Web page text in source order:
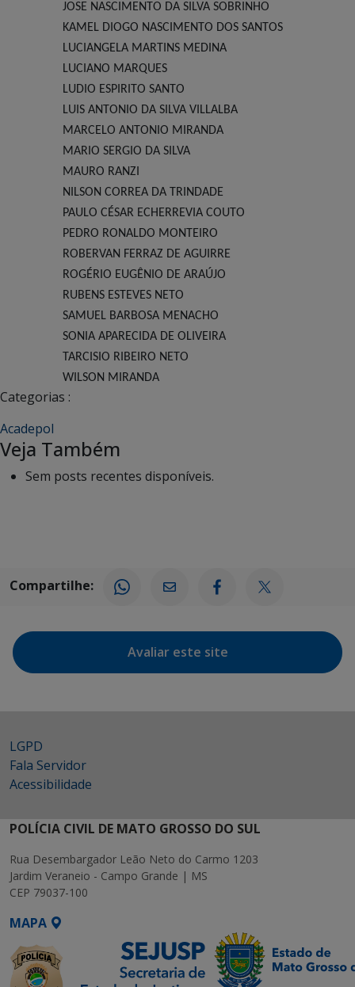
JOSE NASCIMENTO DA SILVA SOBRINHO
KAMEL DIOGO NASCIMENTO DOS SANTOS
LUCIANGELA MARTINS MEDINA
LUCIANO MARQUES
LUDIO ESPIRITO SANTO
LUIS ANTONIO DA SILVA VILLALBA
MARCELO ANTONIO MIRANDA
MARIO SERGIO DA SILVA
MAURO RANZI
NILSON CORREA DA TRINDADE
PAULO CÉSAR ECHERREVIA COUTO
PEDRO RONALDO MONTEIRO
ROBERVAN FERRAZ DE AGUIRRE
ROGÉRIO EUGÊNIO DE ARAÚJO
RUBENS ESTEVES NETO
SAMUEL BARBOSA MENACHO
SONIA APARECIDA DE OLIVEIRA
TARCISIO RIBEIRO NETO
WILSON MIRANDA
Categorias :
Acadepol
Veja Também
Sem posts recentes disponíveis.
Compartilhe:
Avaliar este site
LGPD
Fala Servidor
Acessibilidade
POLÍCIA CIVIL DE MATO GROSSO DO SUL
Rua Desembargador Leão Neto do Carmo 1203
Jardim Veraneio - Campo Grande | MS
CEP 79037-100
MAPA